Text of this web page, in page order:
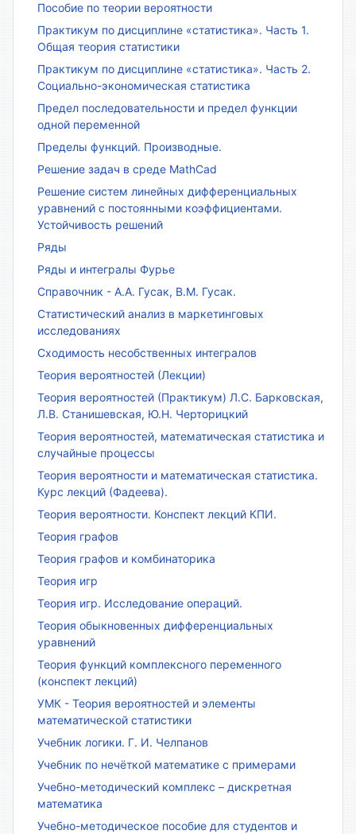
Пособие по теории вероятности
Практикум по дисциплине «статистика». Часть 1.
Общая теория статистики
Практикум по дисциплине «статистика». Часть 2.
Социально-экономическая статистика
Предел последовательности и предел функции
одной переменной
Пределы функций. Производные.
Решение задач в среде MathCad
Решение систем линейных дифференциальных
уравнений с постоянными коэффициентами.
Устойчивость решений
Ряды
Ряды и интегралы Фурье
Справочник - А.А. Гусак, В.М. Гусак.
Статистический анализ в маркетинговых
исследованиях
Сходимость несобственных интегралов
Теория вероятностей (Лекции)
Теория вероятностей (Практикум) Л.С. Барковская,
Л.В. Станишевская, Ю.Н. Черторицкий
Теория вероятностей, математическая статистика и
случайные процессы
Теория вероятности и математическая статистика.
Курс лекций (Фадеева).
Теория вероятности. Конспект лекций КПИ.
Теория графов
Теория графов и комбинаторика
Теория игр
Теория игр. Исследование операций.
Теория обыкновенных дифференциальных
уравнений
Теория функций комплексного переменного
(конспект лекций)
УМК - Теория вероятностей и элементы
математической статистики
Учебник логики. Г. И. Челпанов
Учебник по нечёткой математике с примерами
Учебно-методический комплекс – дискретная
математика
Учебно-методическое пособие для студентов и